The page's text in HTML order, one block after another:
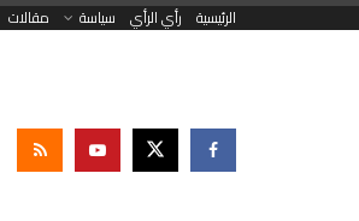
الرئيسية رأي الرأي سياسة مقالات